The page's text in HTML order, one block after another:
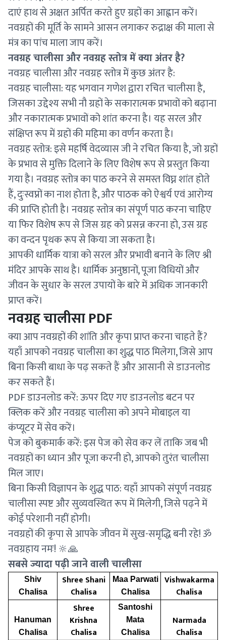
दाएं हाथ से अक्षत अर्पित करते हुए ग्रहों का आह्वान करें।
नवग्रहों की मूर्ति के सामने आसन लगाकर रुद्राक्ष की माला से
मंत्र का पांच माला जाप करें।
नवग्रह चालीसा और नवग्रह स्तोत्र में क्या अंतर है?
नवग्रह चालीसा और नवग्रह स्तोत्र में कुछ अंतर है:
नवग्रह चालीसा: यह भगवान गणेश द्वारा रचित चालीसा है,
जिसका उद्देश्य सभी नौ ग्रहों के सकारात्मक प्रभावों को बढ़ाना
और नकारात्मक प्रभावों को शांत करना है। यह सरल और
संक्षिप्त रूप में ग्रहों की महिमा का वर्णन करता है।
नवग्रह स्तोत्र: इसे महर्षि वेदव्यास जी ने रचित किया है, जो ग्रहों
के प्रभाव से मुक्ति दिलाने के लिए विशेष रूप से प्रस्तुत किया
गया है। नवग्रह स्तोत्र का पाठ करने से समस्त विघ्न शांत होते
हैं, दुःस्वप्नों का नाश होता है, और पाठक को ऐश्वर्य एवं आरोग्य
की प्राप्ति होती है। नवग्रह स्तोत्र का संपूर्ण पाठ करना चाहिए
या फिर विशेष रूप से जिस ग्रह को प्रसन्न करना हो, उस ग्रह
का वन्दन पृथक रूप से किया जा सकता है।
आपकी धार्मिक यात्रा को सरल और प्रभावी बनाने के लिए श्री
मंदिर आपके साथ है। धार्मिक अनुष्ठानों, पूजा विधियों और
जीवन के सुधार के सरल उपायों के बारे में अधिक जानकारी
प्राप्त करें।
नवग्रह चालीसा PDF
क्या आप नवग्रहों की शांति और कृपा प्राप्त करना चाहते हैं?
यहाँ आपको नवग्रह चालीसा का शुद्ध पाठ मिलेगा, जिसे आप
बिना किसी बाधा के पढ़ सकते हैं और आसानी से डाउनलोड
कर सकते हैं।
PDF डाउनलोड करें: ऊपर दिए गए डाउनलोड बटन पर
क्लिक करें और नवग्रह चालीसा को अपने मोबाइल या
कंप्यूटर में सेव करें।
पेज को बुकमार्क करें: इस पेज को सेव कर लें ताकि जब भी
नवग्रहों का ध्यान और पूजा करनी हो, आपको तुरंत चालीसा
मिल जाए।
बिना किसी विज्ञापन के शुद्ध पाठ: यहाँ आपको संपूर्ण नवग्रह
चालीसा स्पष्ट और सुव्यवस्थित रूप में मिलेगी, जिसे पढ़ने में
कोई परेशानी नहीं होगी।
नवग्रहों की कृपा से आपके जीवन में सुख-समृद्धि बनी रहे! ॐ
नवग्रहाय नमः! 🔆🙏
सबसे ज्यादा पढ़ी जाने वाली चालीसा
Shiv
Chalisa
Shree Shani
Chalisa
Maa Parwati
Chalisa
Vishwakarma
Chalisa
Hanuman
Chalisa
Shree
Krishna
Chalisa
Santoshi
Mata
Chalisa
Narmada
Chalisa